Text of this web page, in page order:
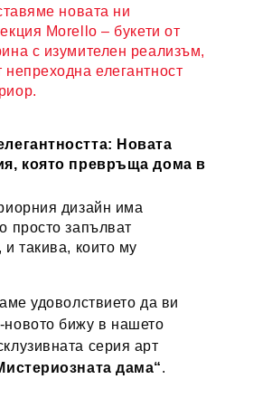
новата ни
Morello – букети от
с изумителен реализъм,
елегантност
Новата
която превръща дома в
дизайн има
просто запълват
и такива, които му
удоволствието да ви
новото бижу в нашето
серия арт
дама“.